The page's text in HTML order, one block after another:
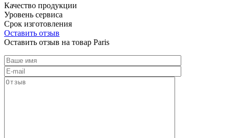
Качество продукции
Уровень сервиса
Срок изготовления
Оставить отзыв
Оставить отзыв на товар Paris